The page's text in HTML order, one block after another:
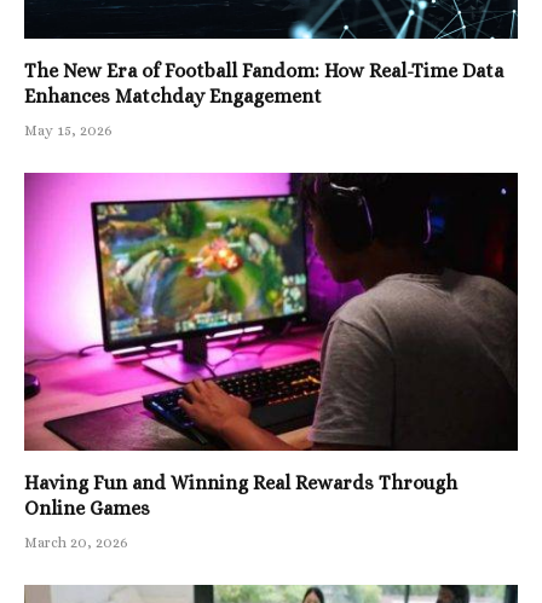
The New Era of Football Fandom: How Real-Time Data
Enhances Matchday Engagement
May 15, 2026
Having Fun and Winning Real Rewards Through
Online Games
March 20, 2026